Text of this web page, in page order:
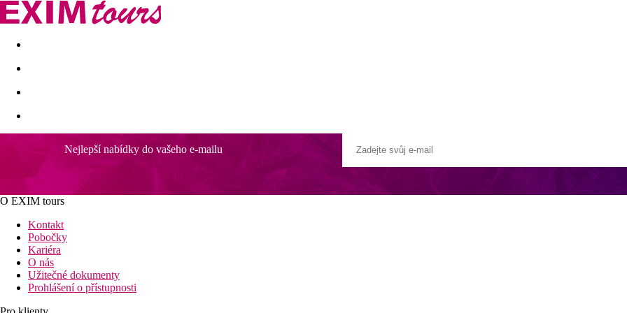
Akční nabídky Last minute
Nejlepší nabídky do vašeho e-mailu
O EXIM tours
Kontakt
Pobočky
Kariéra
O nás
Užitečné dokumenty
Prohlášení o přístupnosti